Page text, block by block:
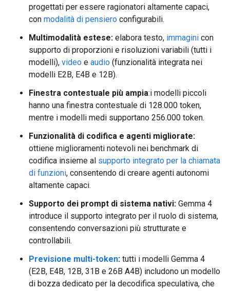
progettati per essere ragionatori altamente capaci,
con modalità di pensiero configurabili.
Multimodalità estese: elabora testo, immagini con
supporto di proporzioni e risoluzioni variabili (tutti i
modelli), video e audio (funzionalità integrata nei
modelli E2B, E4B e 12B).
Finestra contestuale più ampia:i modelli piccoli
hanno una finestra contestuale di 128.000 token,
mentre i modelli medi supportano 256.000 token.
Funzionalità di codifica e agenti migliorate:
ottiene miglioramenti notevoli nei benchmark di
codifica insieme al supporto integrato per la chiamata
di funzioni, consentendo di creare agenti autonomi
altamente capaci.
Supporto dei prompt di sistema nativi: Gemma 4
introduce il supporto integrato per il ruolo di sistema,
consentendo conversazioni più strutturate e
controllabili.
Previsione multi-token: tutti i modelli Gemma 4
(E2B, E4B, 12B, 31B e 26B A4B) includono un modello
di bozza dedicato per la decodifica speculativa, che